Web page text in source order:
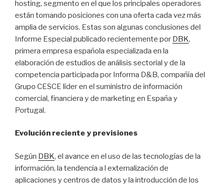
hosting, segmento en el que los principales operadores
están tomando posiciones con una oferta cada vez más
amplia de servicios. Estas son algunas conclusiones del
Informe Especial publicado recientemente por DBK,
primera empresa española especializada en la
elaboración de estudios de análisis sectorial y de la
competencia participada por Informa D&B, compañía del
Grupo CESCE líder en el suministro de información
comercial, financiera y de marketing en España y
Portugal.
Evolución reciente y previsiones
Según DBK, el avance en el uso de las tecnologías de la
información, la tendencia a l externalización de
aplicaciones y centros de datos y la introducción de los